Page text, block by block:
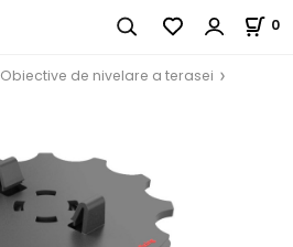
0
Obiective de nivelare a terasei